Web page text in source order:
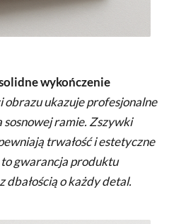
wykończenie
obrazu ukazuje profesjonalne
sosnowej ramie. Zszywki
trwałość i estetyczne
gwarancja produktu
dbałością o każdy detal.